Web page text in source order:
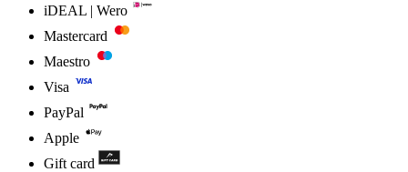
iDEAL | Wero
Mastercard
Maestro
Visa
PayPal
Apple
Gift card